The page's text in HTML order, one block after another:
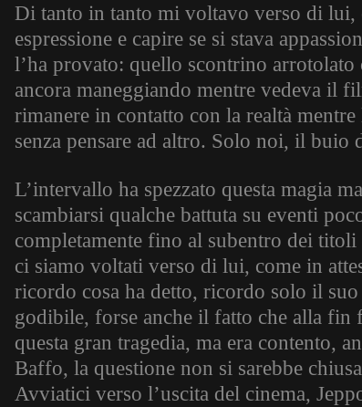
Di tanto in tanto mi voltavo verso di lui,
espressione e capire se si stava
l’ha provato: quello scontrino
ancora maneggiando mentre vedeva il
rimanere in contatto con la realtà
senza pensare ad altro. Solo noi, il buio
L’intervallo ha spezzato questa magia
scambiarsi qualche battuta su eventi
completamente fino al subentro dei
ci siamo voltati verso di lui, come in
ricordo cosa ha detto, ricordo solo il
godibile, forse anche il fatto che alla fin
questa gran tragedia, ma era contento,
Baffo, la questione non si sarebbe
Avviatici verso l’uscita del cinema,